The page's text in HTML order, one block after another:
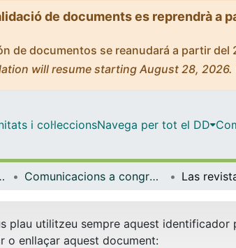
de documents es reprendrà a
de documentos se reanudará a partir
will resume starting August 28,
i col·leccionsNavega per tot el DD
(CRAI-UB) Comunicacions a congressos / Jornades / Presentacions (CRAI-UB)
plau utilitzeu sempre aquest identificador
o enllaçar aquest document: